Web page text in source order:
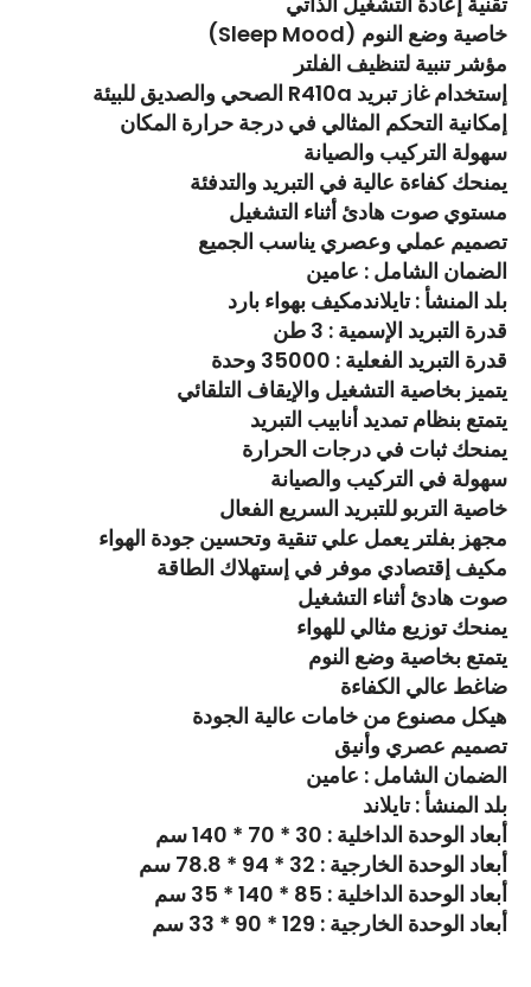
خاصية وضع النوم (Sleep Mood)
مؤشر تنبية لتنظيف الفلتر
إستخدام غاز تبريد R410a الصحي والصديق للبيئة
إمكانية التحكم المثالي في درجة حرارة المكان
سهولة التركيب والصيانة
يمنحك كفاءة عالية في التبريد والتدفئة
مستوي صوت هادئ أثناء التشغيل
تصميم عملي وعصري يناسب الجميع
الضمان الشامل : عامين
بلد المنشأ : تايلاندمكيف بهواء بارد
قدرة التبريد الإسمية : 3 طن
قدرة التبريد الفعلية : 35000 وحدة
يتميز بخاصية التشغيل والإيقاف التلقائي
يتمتع بنظام تمديد أنابيب التبريد
يمنحك ثبات في درجات الحرارة
سهولة في التركيب والصيانة
خاصية التربو للتبريد السريع الفعال
مجهز بفلتر يعمل علي تنقية وتحسين جودة الهواء
مكيف إقتصادي موفر في إستهلاك الطاقة
صوت هادئ أثناء التشغيل
يمنحك توزيع مثالي للهواء
يتمتع بخاصية وضع النوم
ضاغط عالي الكفاءة
هيكل مصنوع من خامات عالية الجودة
تصميم عصري وأنيق
الضمان الشامل : عامين
بلد المنشأ : تايلاند
أبعاد الوحدة الداخلية : 30 * 70 * 140 سم
أبعاد الوحدة الخارجية : 32 * 94 * 78.8 سم
أبعاد الوحدة الداخلية : 85 * 140 * 35 سم
أبعاد الوحدة الخارجية : 129 * 90 * 33 سم